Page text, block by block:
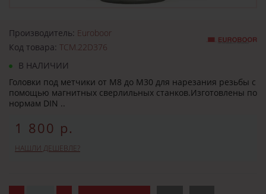
Производитель: Euroboor
Код товара: TCM.22D376
В НАЛИЧИИ
Головки под метчики от M8 до M30 для нарезания резьбы с
помощью магнитных сверлильных станков.Изготовлены по
нормам DIN ..
1 800 р.
НАШЛИ ДЕШЕВЛЕ?